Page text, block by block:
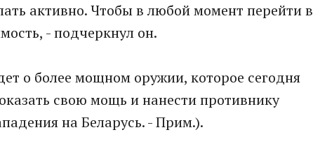
активно. Чтобы в любой момент перейти в
- подчеркнул он.
о более мощном оружии, которое сегодня
свою мощь и нанести противнику
на Беларусь. - Прим.).